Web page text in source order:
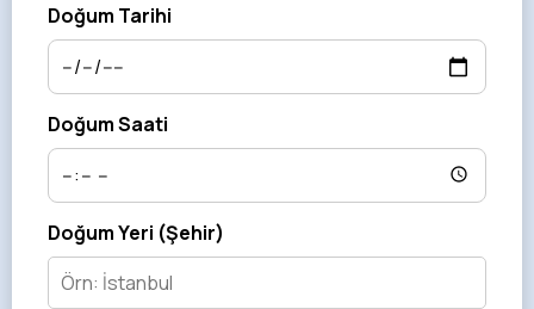
Doğum Tarihi
Doğum Saati
Doğum Yeri (Şehir)